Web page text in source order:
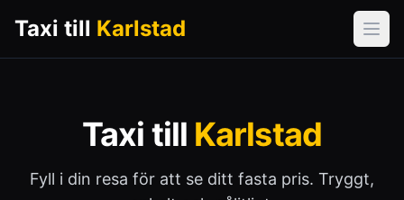
Taxi till Karlstad
Taxi till Karlstad
Fyll i din resa för att se ditt fasta pris. Tryggt,